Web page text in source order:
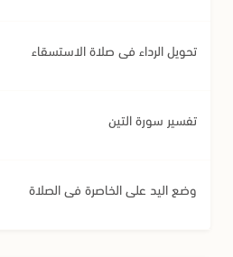
تحويل الرداء في صلاة الاستسقاء
تفسير سورة التين
وضع اليد على الخاصرة في الصلاة